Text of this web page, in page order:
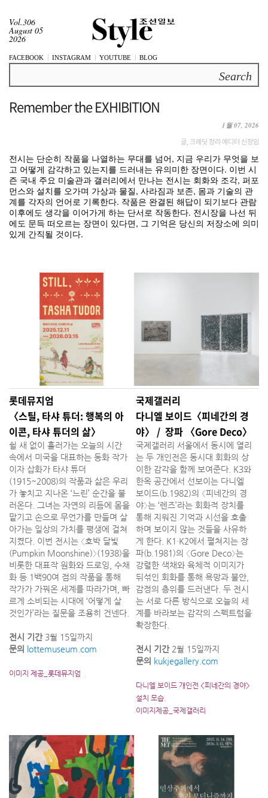
Vol.306
August 05
2026
FACEBOOK INSTAGRAM YOUTUBE BLOG
Remember the EXHIBITION
1월 07, 2026
글, 크레딧 정리 에디터 신정임
전시는 단순히 작품을 나열하는 무대를 넘어, 지금 우리가 무엇을 보
고 어떻게 감각하고 있는지를 드러내는 유의미한 장면이다. 이번 시
즌 국내 주요 미술관과 갤러리에서 만나는 전시는 회화와 조각, 퍼포
먼스와 설치를 오가며 가상과 물질, 사라짐과 보존, 몸과 기술의 관
계를 각자의 언어로 기록한다. 작품은 완결된 해답이 되기보다 관람
이후에도 생각을 이어가게 하는 단서로 작동한다. 전시장을 나선 뒤
에도 문득 떠오르는 장면이 있다면, 그 기억은 당신의 저장소에 의미
있게 간직될 것이다.
롯데뮤지엄
〈스틸, 타샤 튜더: 행복의 아
이콘, 타샤 튜더의 삶〉
쉴 새 없이 흘러가는 오늘의 시간
속에서 미국을 대표하는 동화 작가
이자 삽화가 타샤 튜더
(1915~2008)의 작품과 삶은 우리
가 놓치고 지나온 ‘느린’ 순간을 불
러온다. 그녀는 자연의 리듬에 몸을
맡기고 손으로 무언가를 만들며 살
아가는 일상의 가치를 평생에 걸쳐
지켰다. 이번 전시는 〈호박 달빛
(Pumpkin Moonshine)〉(1938)을
비롯한 대표작 원화와 드로잉, 수채
화 등 1백90여 점의 작품을 통해
작가가 가꿔온 세계를 따라가며, 빠
르게 소비되는 시대에 ‘어떻게 살
것인가’라는 질문을 조용히 건넨다.
전시 기간 3월 15일까지
문의 lottemuseum.com
이미지 제공_롯데뮤지엄
국제갤러리
다니엘 보이드〈피네간의 경
야〉 / 장파 〈Gore Deco〉
국제갤러리 서울에서 동시에 열리
는 두 개인전은 동시대 회화의 상
이한 감각을 함께 보여준다. K3와
한옥 공간에서 선보이는 다니엘
보이드(b.1982)의 〈피네간의 경
야〉는 ‘렌즈’라는 회화적 장치를
통해 지워진 기억과 시선을 호출
하며 보이지 않는 것들을 사유하
게 한다. K1·K2에서 펼쳐지는 장
파(b.1981)의 〈Gore Deco〉는
강렬한 색채와 육체적 이미지가
뒤섞인 회화를 통해 욕망과 불안,
감정의 층위를 드러낸다. 두 전시
는 서로 다른 방식으로 오늘의 세
계를 바라보는 감각의 스펙트럼을
확장한다.
전시 기간 2월 15일까지
문의 kukjegallery.com
다니엘 보이드 개인전 <피네간의 경야>
설치 모습.
이미지제공_국제갤러리